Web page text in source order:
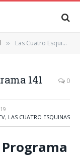
» Las Cuatro Esquinas. Programa 141
141 0
, LAS CUATRO ESQUINAS